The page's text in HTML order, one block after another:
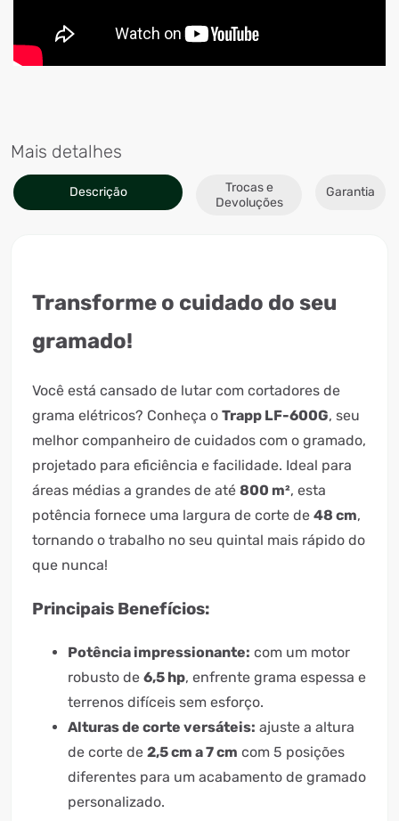
Mais detalhes
Descrição
Trocas e
Devoluções
Garantia
Transforme o cuidado do seu
gramado!
Você está cansado de lutar com cortadores de
grama elétricos? Conheça o Trapp LF-600G, seu
melhor companheiro de cuidados com o gramado,
projetado para eficiência e facilidade. Ideal para
áreas médias a grandes de até 800 m², esta
potência fornece uma largura de corte de 48 cm,
tornando o trabalho no seu quintal mais rápido do
que nunca!
Principais Benefícios:
Potência impressionante: com um motor
robusto de 6,5 hp, enfrente grama espessa e
terrenos difíceis sem esforço.
Alturas de corte versáteis: ajuste a altura
de corte de 2,5 cm a 7 cm com 5 posições
diferentes para um acabamento de gramado
personalizado.